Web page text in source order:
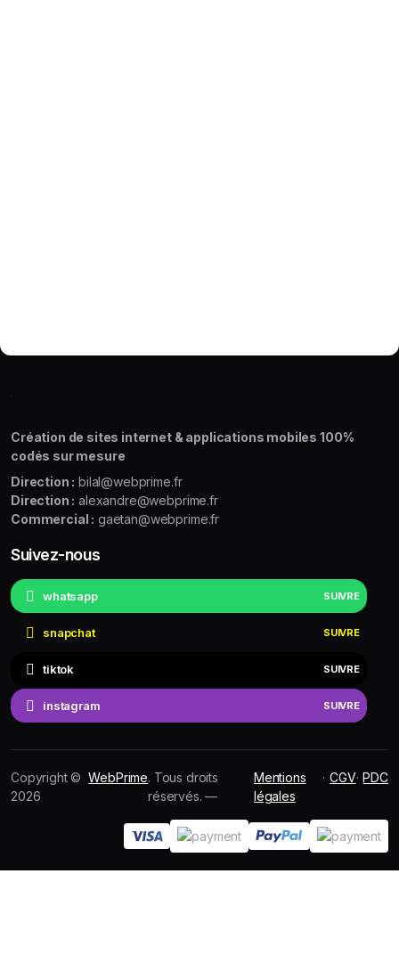
Création de sites internet & applications mobiles 100%
codés sur mesure
Direction : bilal@webprime.fr
Direction : alexandre@webprime.fr
Commercial : gaetan@webprime.fr
Suivez-nous
whatsapp SUIVRE
snapchat SUIVRE
tiktok SUIVRE
instagram SUIVRE
Copyright ©
2026
WebPrime. Tous droits
réservés. —
Mentions
légales
· CGV· PDC